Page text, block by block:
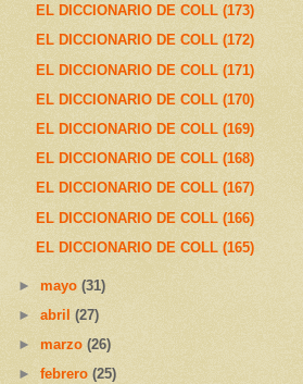
EL DICCIONARIO DE COLL (173)
EL DICCIONARIO DE COLL (172)
EL DICCIONARIO DE COLL (171)
EL DICCIONARIO DE COLL (170)
EL DICCIONARIO DE COLL (169)
EL DICCIONARIO DE COLL (168)
EL DICCIONARIO DE COLL (167)
EL DICCIONARIO DE COLL (166)
EL DICCIONARIO DE COLL (165)
►mayo(31)
►abril(27)
►marzo(26)
►febrero(25)